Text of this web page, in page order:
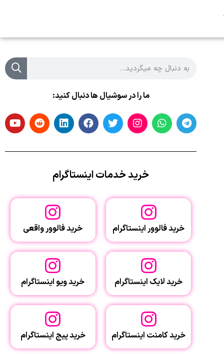
ما را در سوشیال ها دنبال کنید:
خرید خدمات اینستاگرام
خرید فالوور اینستاگرام خرید فالوور واقعی
خرید لایک اینستاگرام خرید ویو اینستاگرام
خرید کامنت اینستاگرام خرید پیج اینستاگرام